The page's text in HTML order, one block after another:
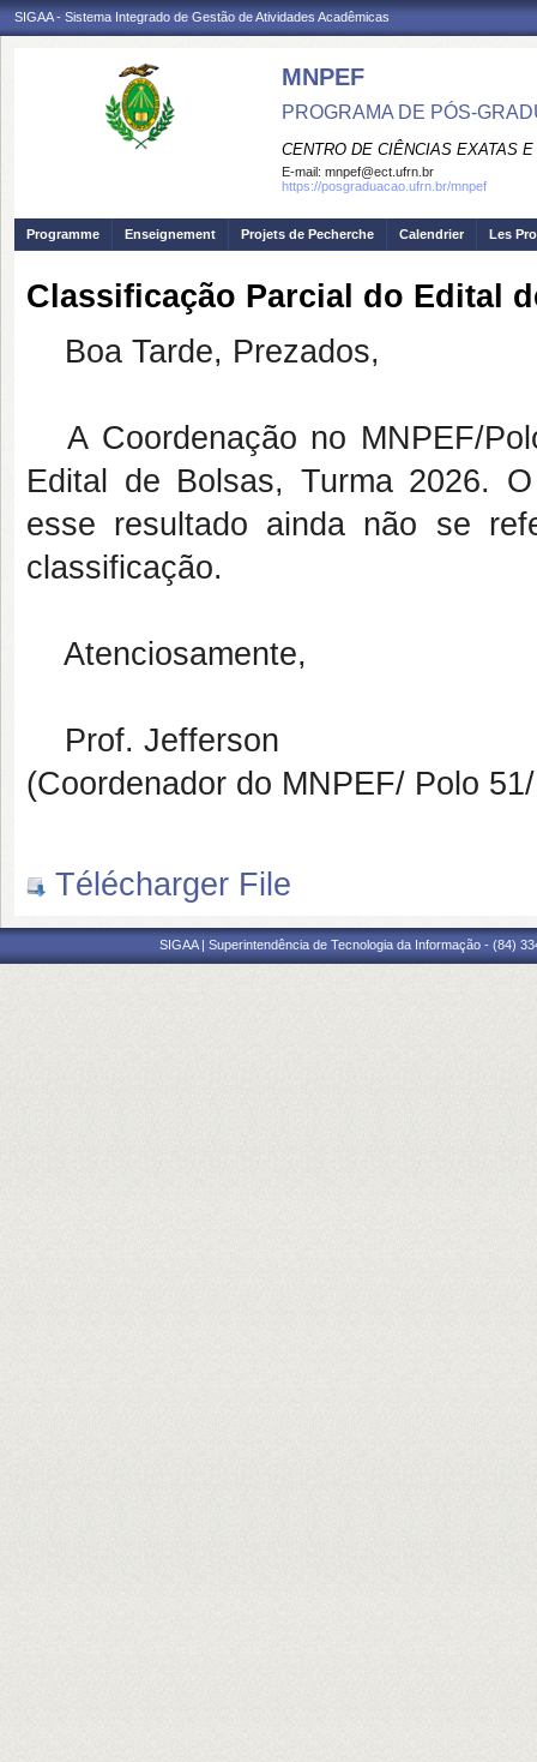
SIGAA - Sistema Integrado de Gestão de Atividades Acadêmicas
MNPEF
PROGRAMA DE PÓS-
CENTRO DE CIÊNCIAS EXATAS
E-mail: mnpef@ect.ufrn.br
https://posgraduacao.ufrn.br/mnpef
Programme Enseignement Projets de Pecherche Calendrier Les
Classificação Parcial do Edital
Boa Tarde, Prezados,
A Coordenação no MNPEF/
Edital de Bolsas, Turma 2026.
esse resultado ainda não se
classificação.
Atenciosamente,
Prof. Jefferson
(Coordenador do MNPEF/ Polo
Télécharger File
SIGAA | Superintendência de Tecnologia da Informação - (84)